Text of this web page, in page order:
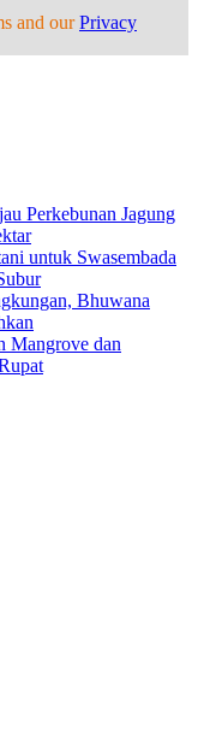
and ourPrivacy
Perkebunan Jagung
untuk Swasembada
Bhuwana
Mangrove dan